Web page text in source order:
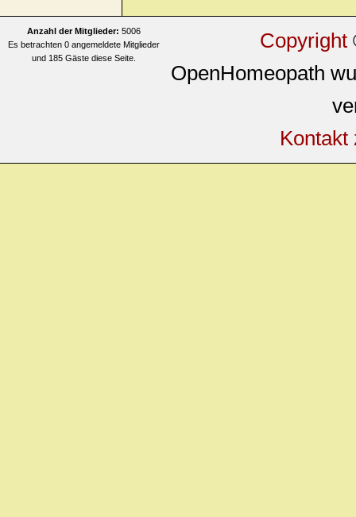
Anzahl der Mitglieder: 5006
Es betrachten 0 angemeldete Mitglieder
und 185 Gäste diese Seite.
Copyright
OpenHomeopath
Kontakt